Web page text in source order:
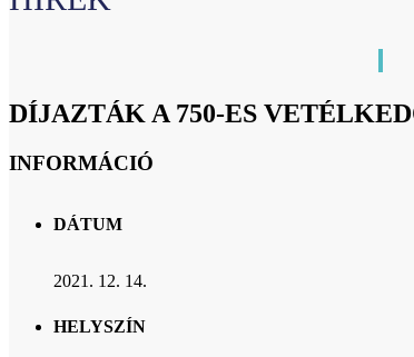
DÍJAZTÁK A 750-ES
INFORMÁCIÓ
DÁTUM
2021. 12. 14.
HELYSZÍN